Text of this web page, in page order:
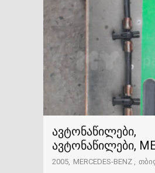
ავტონაწილები,
ავტონაწილები,
BENZ
2005 MERCEDES-BENZ